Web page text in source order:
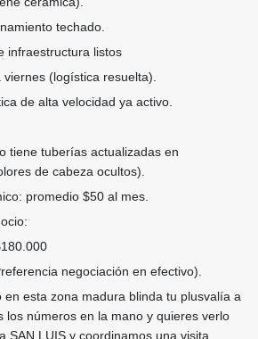
techado.
infraestructura listos
(logística resuelta).
de alta velocidad ya activo.
tiene tuberías actualizadas en
de cabeza ocultos).
promedio $50 al mes.
negociación en efectivo).
en esta zona madura blinda tu plusvalía a
los números en la mano y quieres verlo
SAN LUIS y coordinamos una visita